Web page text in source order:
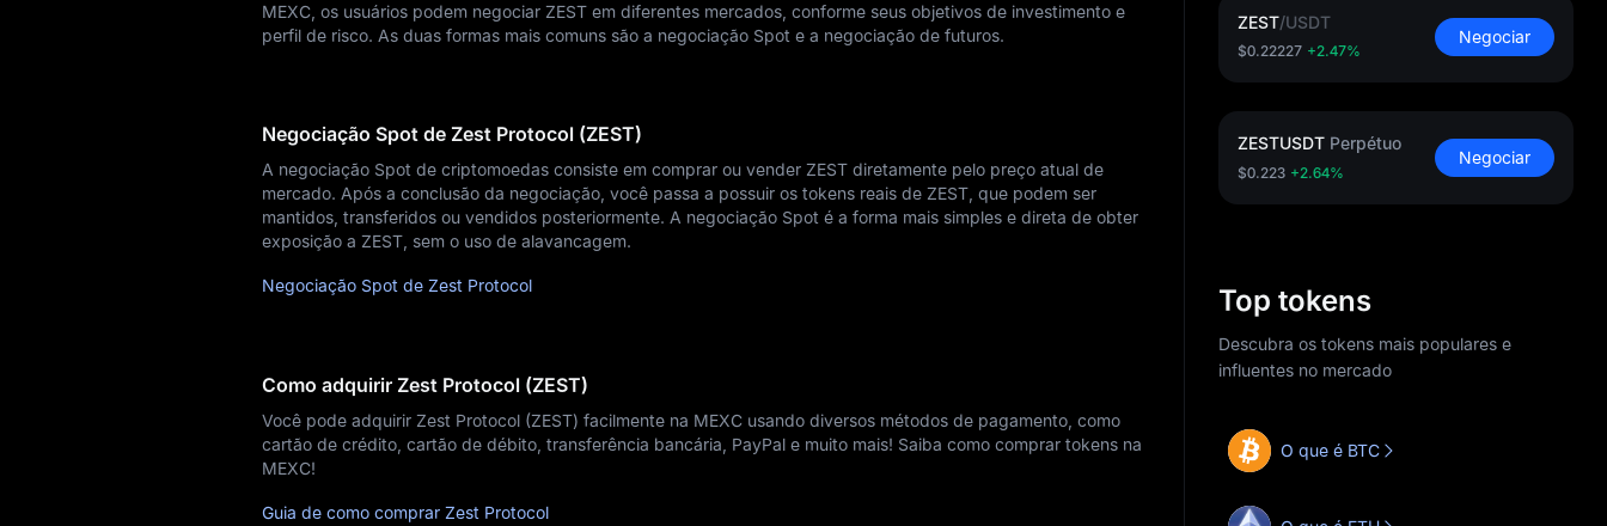
MEXC, os usuários podem negociar ZEST em diferentes mercados, conforme seus objetivos de investimento e
perfil de risco. As duas formas mais comuns são a negociação Spot e a negociação de futuros.
Negociação Spot de Zest Protocol (ZEST)
A negociação Spot de criptomoedas consiste em comprar ou vender ZEST diretamente pelo preço atual de
mercado. Após a conclusão da negociação, você passa a possuir os tokens reais de ZEST, que podem ser
mantidos, transferidos ou vendidos posteriormente. A negociação Spot é a forma mais simples e direta de obter
exposição a ZEST, sem o uso de alavancagem.
Negociação Spot de Zest Protocol
Como adquirir Zest Protocol (ZEST)
Você pode adquirir Zest Protocol (ZEST) facilmente na MEXC usando diversos métodos de pagamento, como
cartão de crédito, cartão de débito, transferência bancária, PayPal e muito mais! Saiba como comprar tokens na
MEXC!
Guia de como comprar Zest Protocol
ZEST/USDT
$0.22227 +2.47%
Negociar
ZESTUSDT Perpétuo
$0.223 +2.64%
Negociar
Top tokens
Descubra os tokens mais populares e
influentes no mercado
O que é BTC